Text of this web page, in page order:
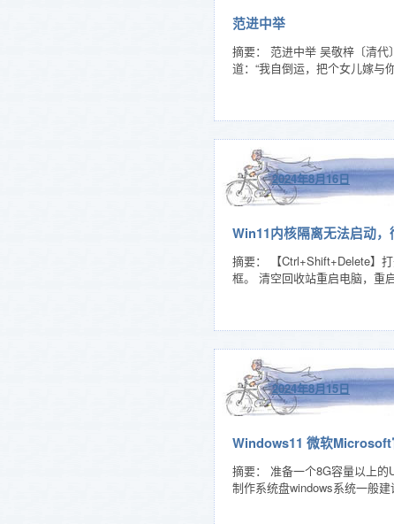
范进中举
摘要： 范进中举 吴敬梓〔清
道：“我自倒运，把个女儿嫁与
2024年8月16日
Win11内核隔离无法启动
摘要： 【Ctrl+Shift+Delete】
框。 清空回收站重启电脑，重
2024年8月15日
Windows11 微软
摘要： 准备一个8G容量以上的
制作系统盘windows系统一般